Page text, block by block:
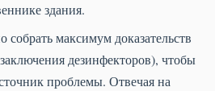
здания.
максимум доказательств
дезинфекторов), чтобы
проблемы. Отвечая на